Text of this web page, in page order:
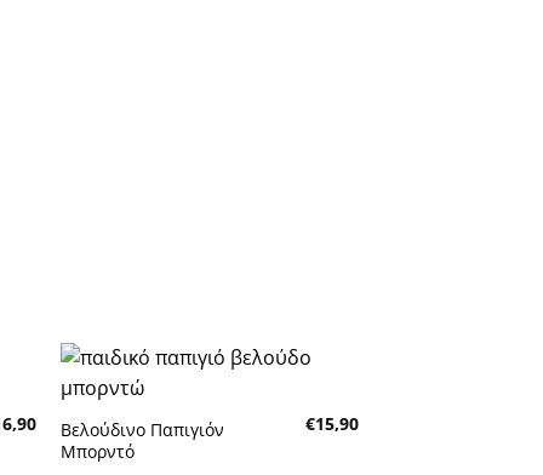
Πρόσθήκη στην λίστα
επιθυμητών
Βελούδινο Παπιγιόν
Μπορντό
€15,90